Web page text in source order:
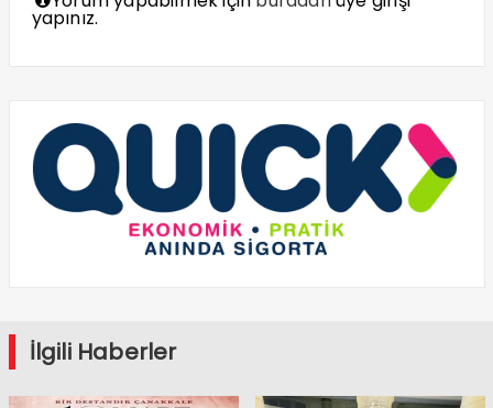
yapınız.
İlgili Haberler